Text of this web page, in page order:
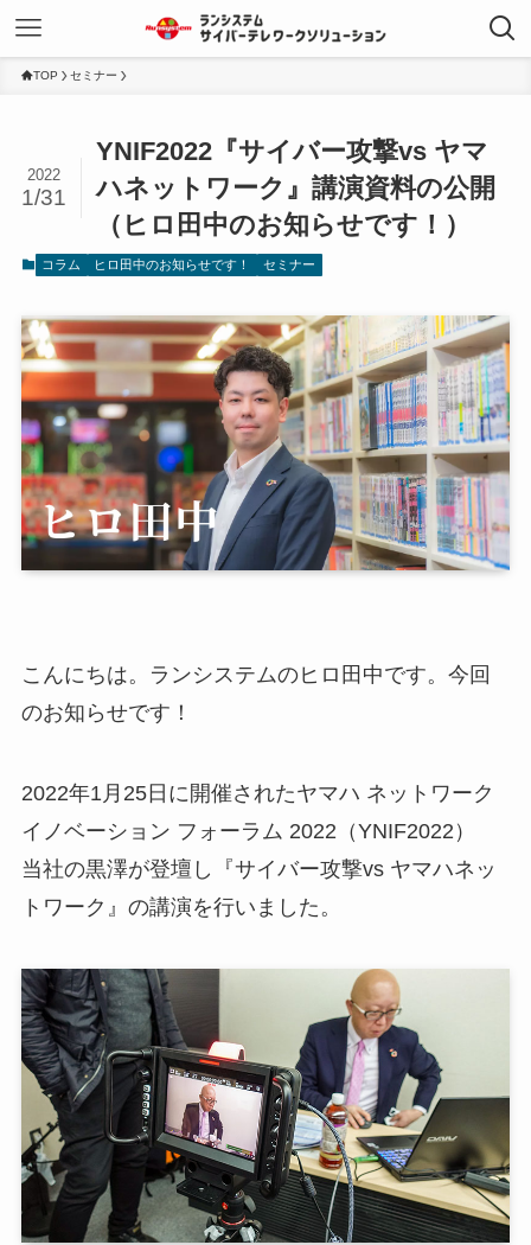
TOP セミナー
YNIF2022『サイバー攻撃vs ヤマ
ハネットワーク』講演資料の公開
（ヒロ田中のお知らせです！）
2022
1/31
コラム ヒロ田中のお知らせです！ セミナー
こんにちは。ランシステムのヒロ田中です。今回
のお知らせです！
2022年1月25日に開催されたヤマハ ネットワーク
イノベーション フォーラム 2022（YNIF2022）
当社の黒澤が登壇し『サイバー攻撃vs ヤマハネッ
トワーク』の講演を行いました。